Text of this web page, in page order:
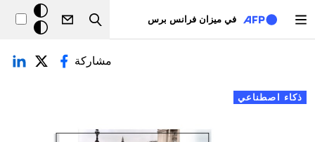
في ميزان فرانس برس
Search
خلفيّة
داكنة
التبويبات الأساسية
ذكاء اصطناعي
مشاركة